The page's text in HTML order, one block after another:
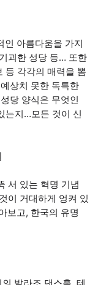
인 아름다움을 가지
괴한 성당 등… 또한
등 각각의 매력을 뽐
상치 못한 독특한
당 양식은 무엇인
는지…모든 것이 신
서 있는 혁명 기념
이 거대하게 엉켜 있
보고, 한국의 유명